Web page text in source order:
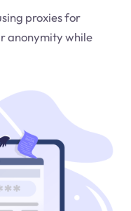
proxies for
anonymity while